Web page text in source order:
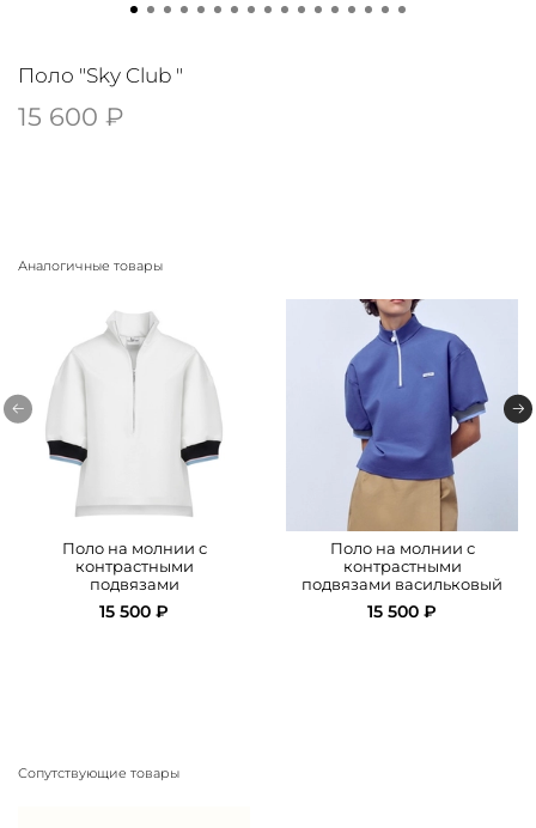
Поло "Sky Club "
15 600 ₽
Аналогичные товары
Поло на молнии с
контрастными
подвязами
15 500 ₽
Поло на молнии с
контрастными
подвязами васильковый
15 500 ₽
Сопутствующие товары